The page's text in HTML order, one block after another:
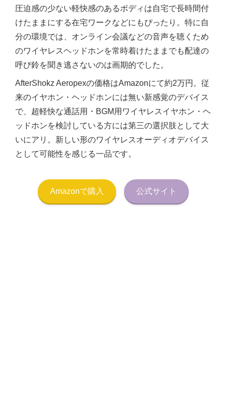
圧迫感の少ない軽快感のあるボディは自宅で長時間付
けたままにする在宅ワークなどにもぴったり。特に自
分の環境では、オンライン会議などの音声を聴くため
のワイヤレスヘッドホンを常時着けたままでも配達の
呼び鈴を聞き逃さないのは画期的でした。
AfterShokz Aeropexの価格はAmazonにて約2万円。従
来のイヤホン・ヘッドホンには無い新感覚のデバイス
で、超軽快な通話用・BGM用ワイヤレスイヤホン・ヘ
ッドホンを検討している方には第三の選択肢として大
いにアリ。新しい形のワイヤレスオーディオデバイス
として可能性を感じる一品です。
Amazonで購入 公式サイト